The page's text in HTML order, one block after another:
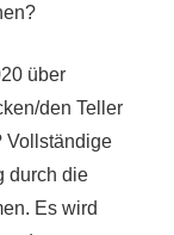
über
den Teller
Vollständige
durch die
Es wird